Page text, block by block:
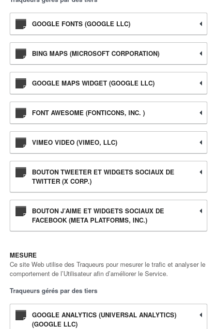
GOOGLE FONTS (GOOGLE LLC)
BING MAPS (MICROSOFT CORPORATION)
GOOGLE MAPS WIDGET (GOOGLE LLC)
FONT AWESOME (FONTICONS, INC. )
VIMEO VIDEO (VIMEO, LLC)
BOUTON TWEETER ET WIDGETS SOCIAUX DE
TWITTER (X CORP.)
BOUTON J’AIME ET WIDGETS SOCIAUX DE
FACEBOOK (META PLATFORMS, INC.)
MESURE
Ce site Web utilise des Traqueurs pour mesurer le trafic et analyser le
comportement de l’Utilisateur afin d’améliorer le Service.
Traqueurs gérés par des tiers
GOOGLE ANALYTICS (UNIVERSAL ANALYTICS)
(GOOGLE LLC)